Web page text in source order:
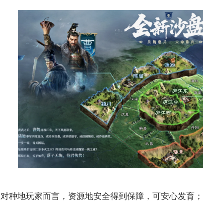
对种地玩家而言，资源地安全得到保障，可安心发育